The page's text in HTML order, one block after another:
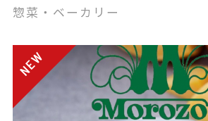
惣菜・ベーカリー